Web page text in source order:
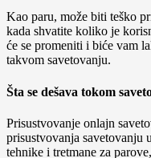
Kao paru, može biti teško
kada shvatite koliko je
će se promeniti i biće vam
takvom savetovanju.
Šta se dešava tokom
Prisustvovanje onlajn
prisustvovanja savetovanju
tehnike i tretmane za